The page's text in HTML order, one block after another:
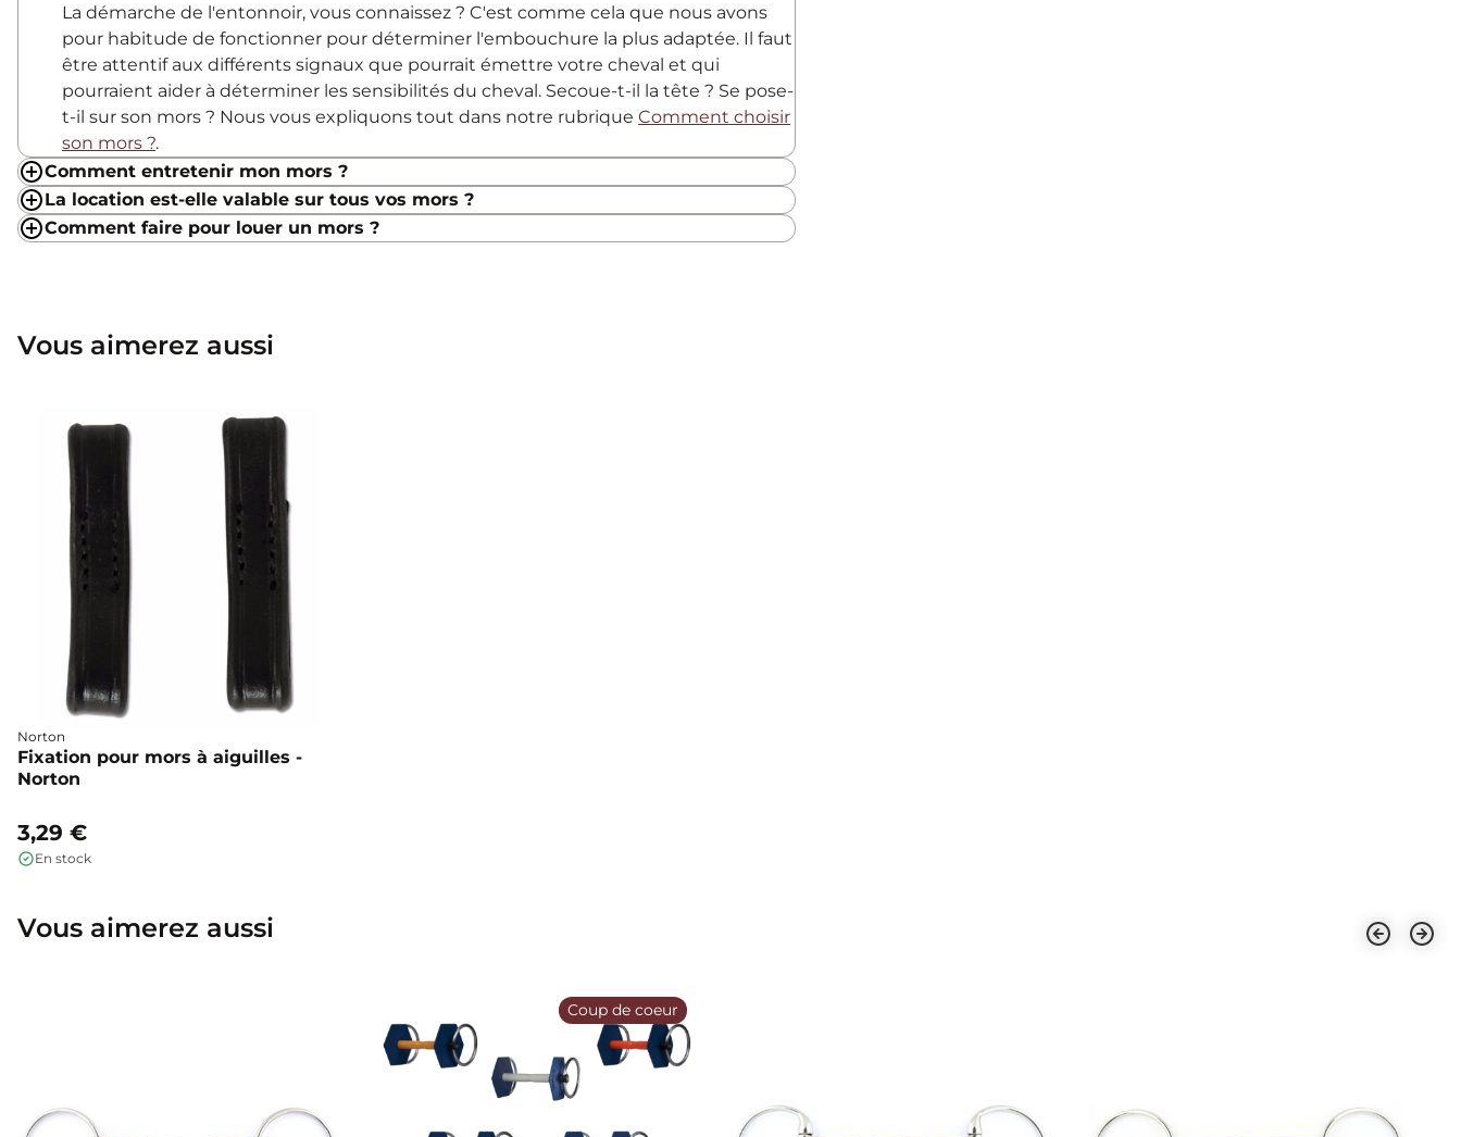
La démarche de l'entonnoir, vous connaissez ? C'est comme cela que nous avons
pour habitude de fonctionner pour déterminer l'embouchure la plus adaptée. Il faut
être attentif aux différents signaux que pourrait émettre votre cheval et qui
pourraient aider à déterminer les sensibilités du cheval. Secoue-t-il la tête ? Se pose-
t-il sur son mors ? Nous vous expliquons tout dans notre rubrique Comment choisir
son mors ?.
Comment entretenir mon mors ?
La location est-elle valable sur tous vos mors ?
Comment faire pour louer un mors ?
Vous aimerez aussi
Norton
Fixation pour mors à aiguilles -
Norton
3,29 €
En stock
Vous aimerez aussi
Coup de coeur